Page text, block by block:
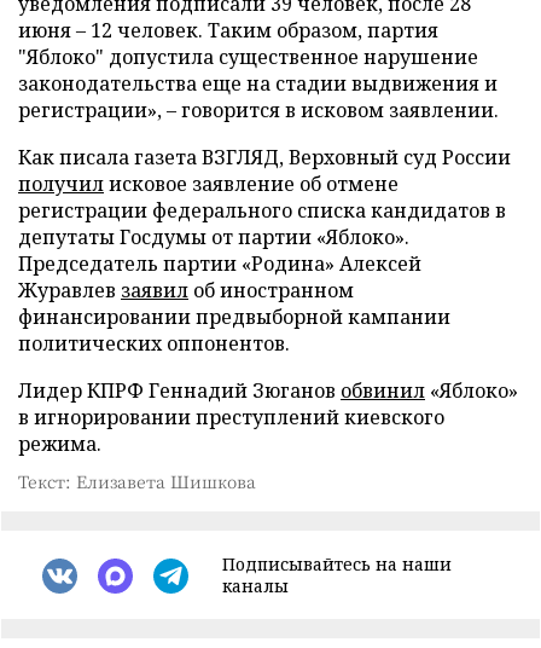
июня – 12 человек. Таким образом, партия
"Яблоко" допустила существенное нарушение
законодательства еще на стадии выдвижения и
регистрации», – говорится в исковом заявлении.
Как писала газета ВЗГЛЯД, Верховный суд России
получилисковое заявление об отмене
регистрации федерального списка кандидатов в
депутаты Госдумы от партии «Яблоко».
Председатель партии «Родина» Алексей
Журавлев заявил об иностранном
финансировании предвыборной кампании
политических оппонентов.
Лидер КПРФ Геннадий Зюганов обвинил «Яблоко»
в игнорировании преступлений киевского
режима.
Текст: Елизавета Шишкова
Подписывайтесь на наши
каналы